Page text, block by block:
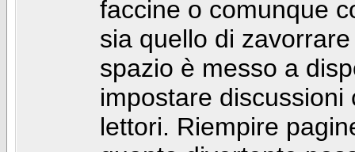
faccine o comunque
sia quello di
spazio è messo a
impostare
lettori. Riempire